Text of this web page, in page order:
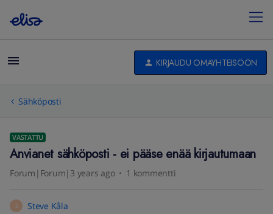
KIRJAUDU OMAYHTEISÖÖN
Sähköposti
VASTATTU
Anvianet sähköposti - ei pääse enää kirjautumaan
Forum|Forum|3 years ago 1 kommentti
S Steve Kåla